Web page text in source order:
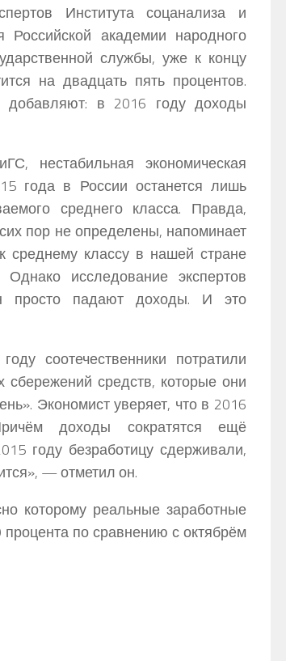
Института соцанализа и
Российской академии народного
службы, уже к концу
на двадцать пять процентов.
добавляют: в 2016 году доходы
нестабильная экономическая
года в России останется лишь
среднего класса. Правда,
пор не определены, напоминает
среднему классу в нашей стране
исследование экспертов
просто падают доходы. И это
соотечественники потратили
средств, которые они
Экономист уверяет, что в 2016
доходы сократятся ещё
году безработицу сдерживали,
— отметил он.
которому реальные заработные
по сравнению с октябрём